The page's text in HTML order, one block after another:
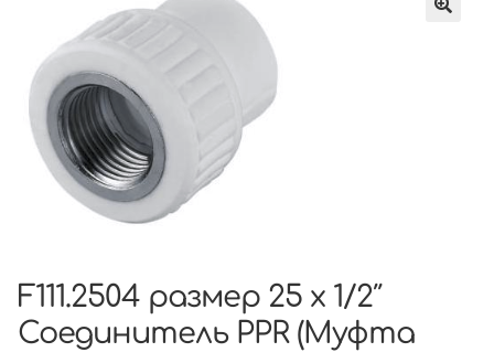
F111.2504 размер 25 x 1/2″
Соединитель PPR (Муфта